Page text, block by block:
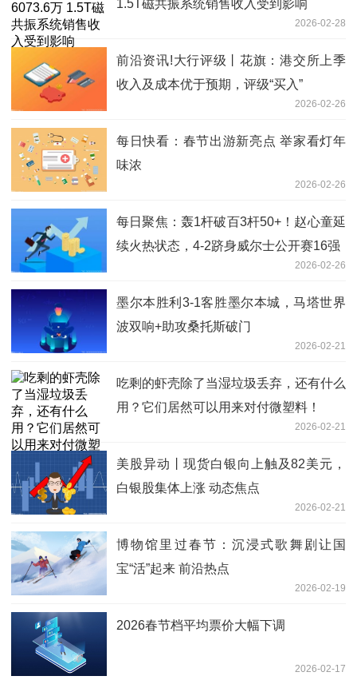
1.5T磁共振系统销售收入受到影响
2026-02-28
前沿资讯!大行评级丨花旗：港交所上季
收入及成本优于预期，评级“买入”
2026-02-26
每日快看：春节出游新亮点 举家看灯年
味浓
2026-02-26
每日聚焦：轰1杆破百3杆50+！赵心童延
续火热状态，4-2跻身威尔士公开赛16强
2026-02-26
墨尔本胜利3-1客胜墨尔本城，马塔世界
波双响+助攻桑托斯破门
2026-02-21
吃剩的虾壳除了当湿垃圾丢弃，还有什么
用？它们居然可以用来对付微塑料！
2026-02-21
美股异动丨现货白银向上触及82美元，
白银股集体上涨 动态焦点
2026-02-21
博物馆里过春节：沉浸式歌舞剧让国
宝“活”起来 前沿热点
2026-02-19
2026春节档平均票价大幅下调
2026-02-17